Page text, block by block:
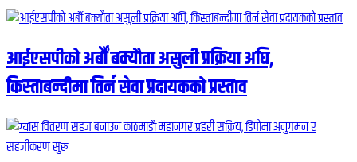
आईएसपीको अर्बौं बक्यौता असुली प्रक्रिया अघि,
किस्ताबन्दीमा तिर्न सेवा प्रदायकको प्रस्ताव